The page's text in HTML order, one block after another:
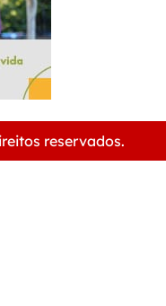
reservados.